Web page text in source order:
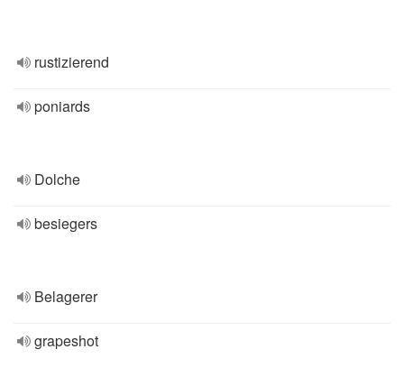
rustizierend
poniards
Dolche
besiegers
Belagerer
grapeshot